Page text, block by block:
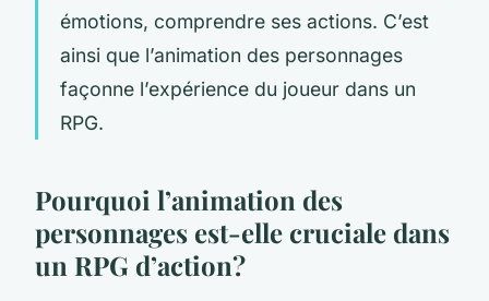
émotions, comprendre ses actions. C’est
ainsi que l’animation des personnages
façonne l’expérience du joueur dans un
RPG.
Pourquoi l’animation des
personnages est-elle cruciale dans
un RPG d’action?